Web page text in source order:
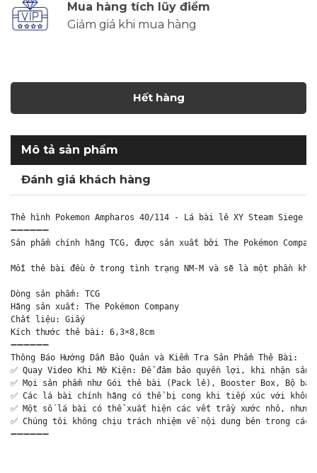
Mua hàng tích lũy điểm
Giảm giá khi mua hàng
Hết hàng
Mô tả sản phẩm
Đánh giá khách hàng
Thẻ hình Pokemon Ampharos 40/114 - Lá bài lẻ XY Steam Siege
➖➖➖➖➖➖
Sản phẩm chính hãng TCG, được sản xuất bởi The Pokémon
Mỗi thẻ bài đều ở trong tình trạng NM-M và sẽ là một phần
Dòng sản phẩm: TCG
Hãng sản xuất: The Pokémon Company
Chất liệu: Giấy
Kích thước thẻ bài: 6,3×8,8cm
➖➖➖➖➖➖
Thông Báo Hướng Dẫn Bảo Quản và Kiểm Tra Sản Phẩm Thẻ Bài:
✅ Quay Video Khi Mở Kiện: Để đảm bảo quyền lợi, khi nhận
✅ Mọi sản phẩm như Gói thẻ bài (Pack lẻ), Booster Box, Bộ
✅ Các lá bài chính hãng có thể bị cong khi tiếp xúc với
✅ Một số lá bài có thể xuất hiện các vết trầy xước nhỏ,
✅ Chúng tôi không chịu trách nhiệm về nội dung bên trong
➖➖➖➖➖➖